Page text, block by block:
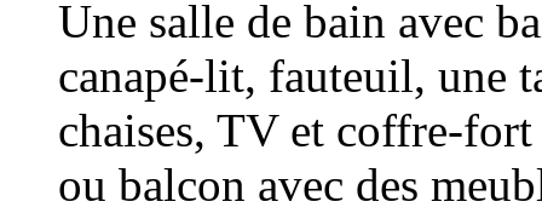
Une salle de bain avec
canapé-lit, fauteuil, une
chaises, TV et coffre-
ou balcon avec des